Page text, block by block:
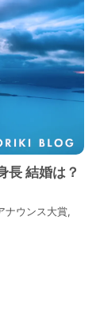
長 結婚は？
ナウンス大賞,